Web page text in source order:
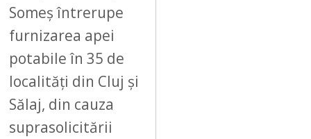
Someș întrerupe
furnizarea apei
potabile în 35 de
localități din Cluj și
Sălaj, din cauza
suprasolicitării